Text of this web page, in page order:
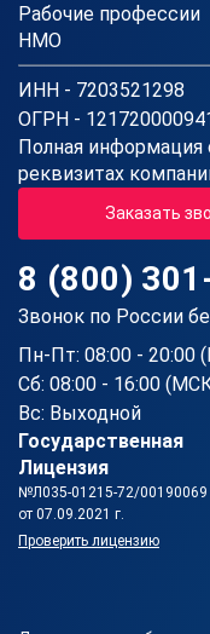
Рабочие профессии
НМО
ИНН - 7203521298
ОГРН -
Полная информация
реквизитах
Заказать
8 (800)
Звонок по России
Пн-Пт: 08:00 - 20:00
Сб: 08:00 - 16:00
Вс: Выходной
Государственная
Лицензия
№Л035-01215-72/00190069
от 07.09.2021 г.
Проверить лицензию